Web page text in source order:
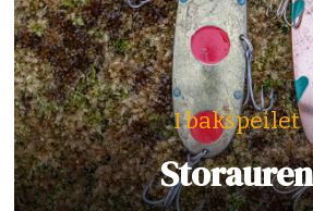
I bakspeilet
Storauren